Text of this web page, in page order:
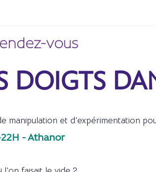
vous
DOIGTS
manipulation et d’expérimentation
- Athanor